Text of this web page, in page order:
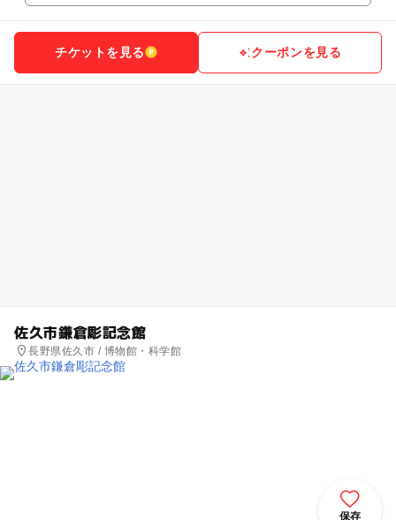
チケットを見る クーポンを見る
佐久市鎌倉彫記念館
長野県佐久市 / 博物館・科学館
保存